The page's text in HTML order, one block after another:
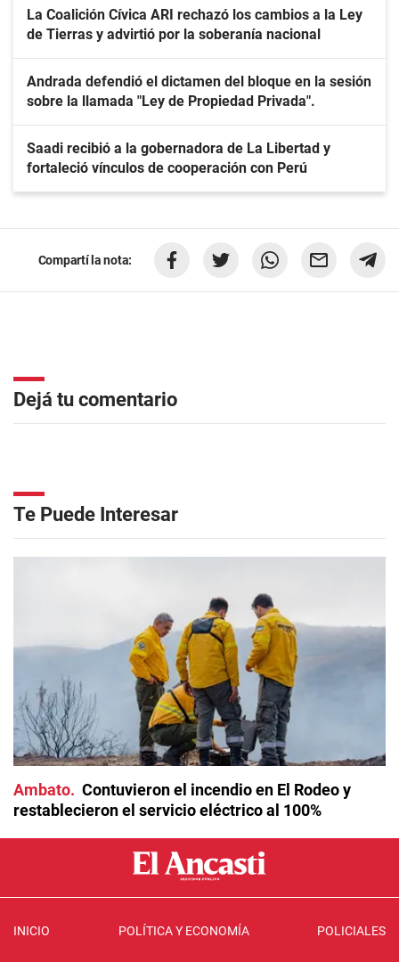
La Coalición Cívica ARI rechazó los cambios a la Ley
de Tierras y advirtió por la soberanía nacional
Andrada defendió el dictamen del bloque en la sesión
sobre la llamada "Ley de Propiedad Privada".
Saadi recibió a la gobernadora de La Libertad y
fortaleció vínculos de cooperación con Perú
Compartí la nota:
Dejá tu comentario
Te Puede Interesar
Ambato
Contuvieron el incendio en El Rodeo y
restablecieron el servicio eléctrico al 100%
INICIO POLÍTICA Y ECONOMÍA POLICIALES